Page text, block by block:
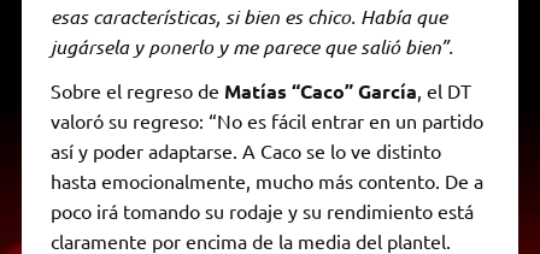
esas características, si bien es chico. Había que
jugársela y ponerlo y me parece que salió bien”.
Sobre el regreso de Matías “Caco” García , el DT
valoró su regreso: “No es fácil entrar en un partido
así y poder adaptarse. A Caco se lo ve distinto
hasta emocionalmente, mucho más contento. De a
poco irá tomando su rodaje y su rendimiento está
claramente por encima de la media del plantel.